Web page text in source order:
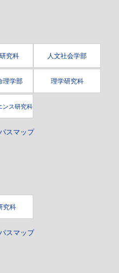
究科 人文社会学部
理学部 理学研究科
ンス研究科
スマップ
究科
スマップ